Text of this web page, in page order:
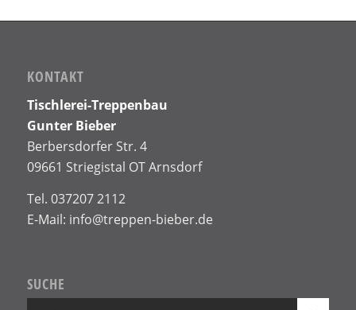
KONTAKT
Tischlerei-Treppenbau
Gunter Bieber
Berbersdorfer Str. 4
09661 Striegistal OT Arnsdorf
Tel. 037207 2112
E-Mail: info@treppen-bieber.de
SUCHE